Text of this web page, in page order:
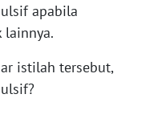
apabila
lainnya.
istilah tersebut,